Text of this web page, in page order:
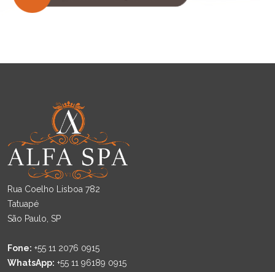
Rua Coelho Lisboa 782
Tatuapé
São Paulo, SP
Fone: +55 11 2076 0915
WhatsApp: +55 11 96189 0915